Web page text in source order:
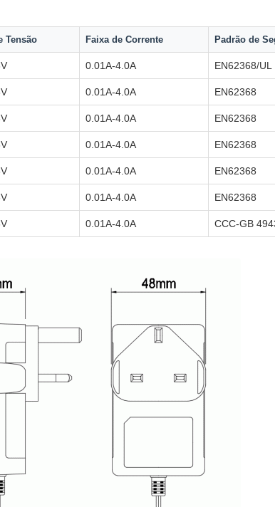
Tensão Faixa de Corrente Padrão de
0.01A-4.0A EN62368/UL
0.01A-4.0A EN62368
0.01A-4.0A EN62368
0.01A-4.0A EN62368
0.01A-4.0A EN62368
0.01A-4.0A EN62368
0.01A-4.0A CCC-GB